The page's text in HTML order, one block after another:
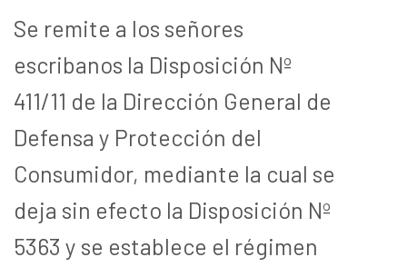
Se remite a los señores
escribanos la Disposición Nº
411/11 de la Dirección General de
Defensa y Protección del
Consumidor, mediante la cual se
deja sin efecto la Disposición Nº
5363 y se establece el régimen